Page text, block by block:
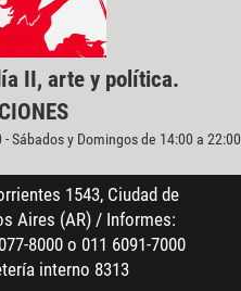
II, arte y política.
Sábados y Domingos de 14:00 a 22:00
1543, Ciudad de
Aires (AR) / Informes:
8000 o 011 6091-7000
interno 8313